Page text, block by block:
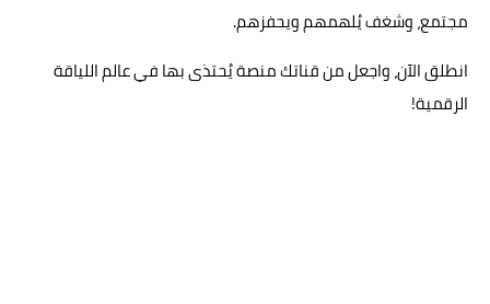
مجتمع، وشغف يُلهمهم ويحفزهم.
انطلق الآن، واجعل من قناتك منصة يُحتذى بها في عالم اللياقة
الرقمية!